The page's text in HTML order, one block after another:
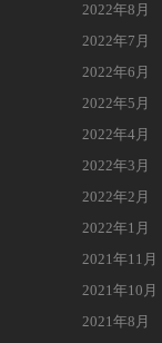
2022年8月
2022年7月
2022年6月
2022年5月
2022年4月
2022年3月
2022年2月
2022年1月
2021年11月
2021年10月
2021年8月